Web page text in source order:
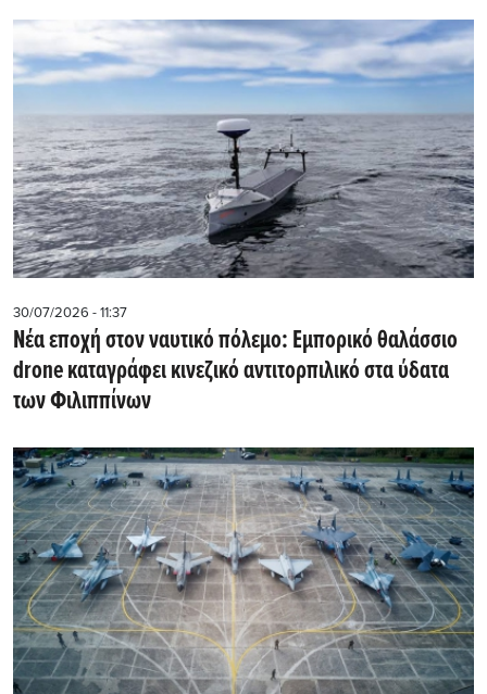
30/07/2026 - 11:37
Νέα εποχή στον ναυτικό πόλεμο: Εμπορικό θαλάσσιο
drone καταγράφει κινεζικό αντιτορπιλικό στα ύδατα
των Φιλιππίνων